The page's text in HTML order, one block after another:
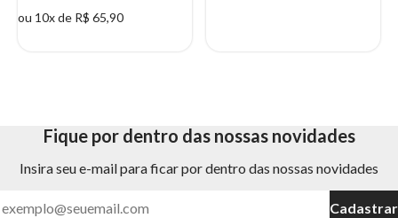
ou 10x de R$ 65,90
Fique por dentro das nossas novidades
Insira seu e-mail para ficar por dentro das nossas novidades
Cadastrar